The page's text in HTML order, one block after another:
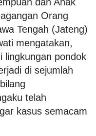
Orang
Tengah (Jateng)
mengatakan,
lingkungan pondok
di sejumlah
telah
kasus semacam